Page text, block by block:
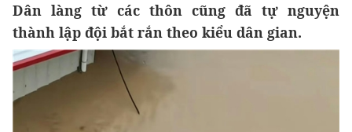
Dân làng từ các thôn cũng đã tự nguyện
thành lập đội bắt rắn theo kiểu dân gian.